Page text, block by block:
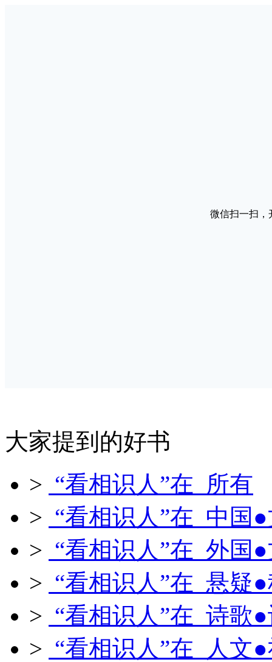
微信扫一扫，
大家提到的好书
> “看相识人”在 所有
> “看相识人”在 中国
> “看相识人”在 外国
> “看相识人”在 悬疑
> “看相识人”在 诗歌
> “看相识人”在 人文